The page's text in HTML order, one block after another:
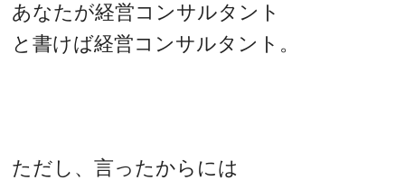
あなたが経営コンサルタント
と書けば経営コンサルタント。
ただし、言ったからには